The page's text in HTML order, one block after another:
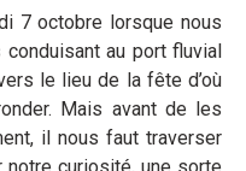
7 octobre lorsque nous
au port fluvial
le lieu de la fête d’où
Mais avant de les
il nous faut traverser